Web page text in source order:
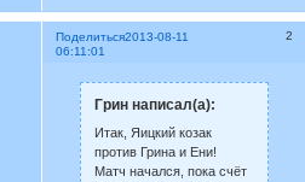
Поделиться 2
2013-08-11
06:11:01
Грин написал(а):
Итак, Яицкий козак
против Грина и Ени!
Матч начался, пока счёт